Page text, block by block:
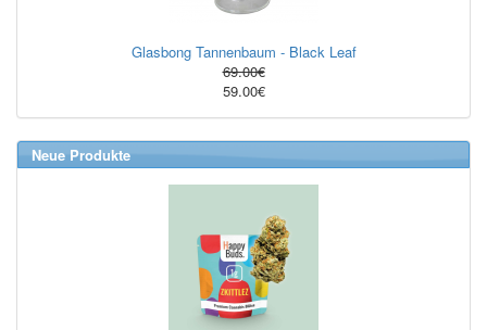
Glasbong Tannenbaum - Black Leaf
69.00€
59.00€
Neue Produkte